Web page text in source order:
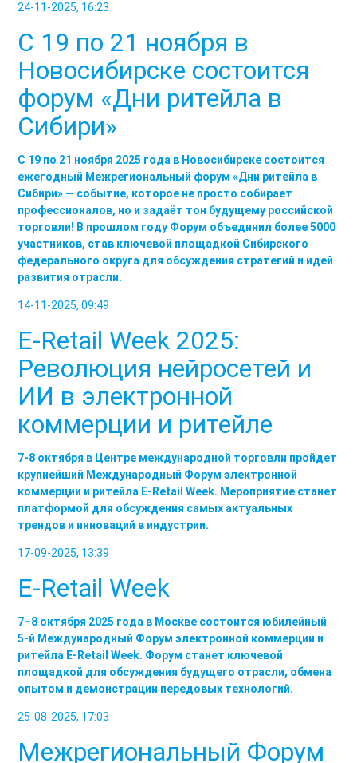
24-11-2025, 16:23
С 19 по 21 ноября в
Новосибирске состоится
форум «Дни ритейла в
Сибири»
С 19 по 21 ноября 2025 года в Новосибирске состоится
ежегодный Межрегиональный форум «Дни ритейла в
Сибири» — событие, которое не просто собирает
профессионалов, но и задаёт тон будущему российской
торговли! В прошлом году Форум объединил более 5000
участников, став ключевой площадкой Сибирского
федерального округа для обсуждения стратегий и идей
развития отрасли.
14-11-2025, 09:49
E-Retail Week 2025:
Революция нейросетей и
ИИ в электронной
коммерции и ритейле
7-8 октября в Центре международной торговли пройдет
крупнейший Международный Форум электронной
коммерции и ритейла E-Retail Week. Мероприятие станет
платформой для обсуждения самых актуальных
трендов и инноваций в индустрии.
17-09-2025, 13:39
E-Retail Week
7–8 октября 2025 года в Москве состоится юбилейный
5-й Международный Форум электронной коммерции и
ритейла E-Retail Week. Форум станет ключевой
площадкой для обсуждения будущего отрасли, обмена
опытом и демонстрации передовых технологий.
25-08-2025, 17:03
Межрегиональный Форум